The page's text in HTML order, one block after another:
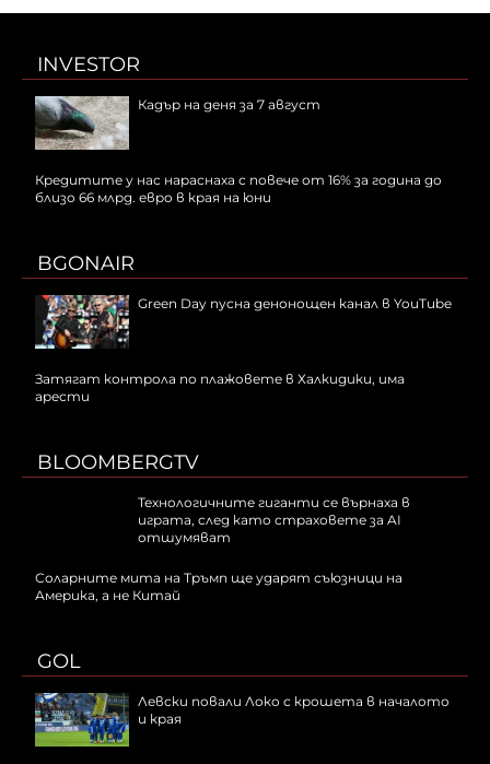
INVESTOR
Кадър на деня за 7 август
Кредитите у нас нараснаха с повече от 16% за година до
близо 66 млрд. евро в края на юни
BGONAIR
Green Day пусна денонощен канал в YouTube
Затягат контрола по плажовете в Халкидики, има
арести
BLOOMBERGTV
Технологичните гиганти се върнаха в
играта, след като страховете за AI
отшумяват
Соларните мита на Тръмп ще ударят съюзници на
Америка, а не Китай
GOL
Левски повали Локо с крошета в началото
и края